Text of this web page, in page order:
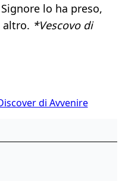
lo ha preso,
altro. *Vescovo di
di Avvenire